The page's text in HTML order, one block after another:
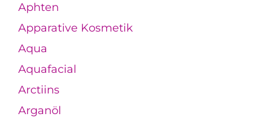
Aphten
Apparative Kosmetik
Aqua
Aquafacial
Arctiins
Arganöl